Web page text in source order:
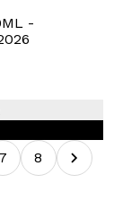
-
7 8